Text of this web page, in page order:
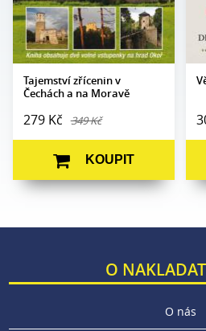
Tajemství zřícenin v
Čechách a na Moravě
279 Kč 349 Kč
Datum
vydání:
27. 10. 2011
KOUPIT
O
O nás